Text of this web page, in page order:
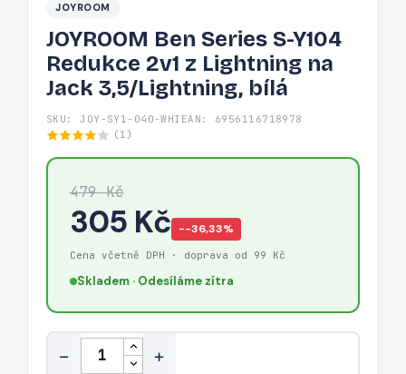
JOYROOM
JOYROOM Ben Series S-Y104
Redukce 2v1 z Lightning na
Jack 3,5/Lightning, bílá
SKU: JOY-SY1-040-WHI EAN: 6956116718978
(1)
479 Kč
305 Kč −-36,33%
Cena včetně DPH · doprava od 99 Kč
Skladem · Odesíláme zítra
Množství
− +